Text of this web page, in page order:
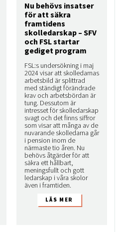
Nu behövs insatser
för att säkra
framtidens
skolledarskap – SFV
och FSL startar
gediget program
FSL:s undersökning i maj
2024 visar att skolledarnas
arbetsbild är splittrad
med ständigt förändrade
krav och arbetsbördan är
tung. Dessutom är
intresset för skolledarskap
svagt och det finns siffror
som visar att många av de
nuvarande skolledarna går
i pension inom de
närmaste tio åren. Nu
behövs åtgärder för att
säkra ett hållbart,
meningsfullt och gott
ledarskap i våra skolor
även i framtiden.